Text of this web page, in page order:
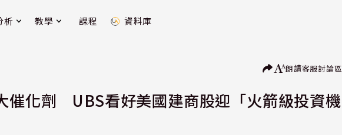
析 教學 課程 資料庫
朗讀客服討論區
催化劑 UBS看好美國建商股迎「火箭級投資機